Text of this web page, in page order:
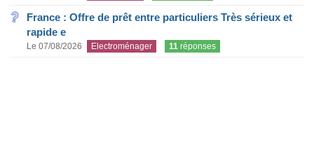
France : Offre de prêt entre particuliers Très sérieux et
rapide e
Le 07/08/2026 Electroménager 11 réponses